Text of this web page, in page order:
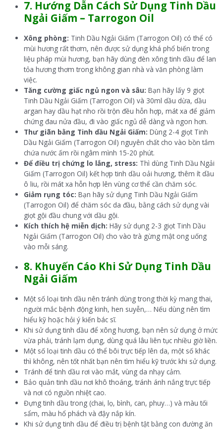
7. Hướng Dẫn Cách Sử Dụng Tinh Dầu
Ngải Giấm – Tarrogon Oil
Xông phòng: Tinh Dầu Ngải Giấm (Tarrogon Oil) có thể có
mùi hương rất thơm, nên được sử dụng khá phổ biến trong
liệu pháp mùi hương, bạn hãy dùng đèn xông tinh dầu để lan
tỏa hương thơm trong không gian nhà và văn phòng làm
việc.
Tăng cường giấc ngủ ngon và sâu: Bạn hãy lấy 9 giọt
Tinh Dầu Ngải Giấm (Tarrogon Oil) và 30ml dầu dừa, dầu
argan hay dầu hạt nho rồi trộn đều hỗn hợp, mát xa để giảm
chứng đau nửa đầu, đi vào giấc ngủ dễ dàng và ngon hơn.
Thư giãn bằng Tinh dầu Ngải Giấm: Dùng 2-4 giọt Tinh
Dầu Ngải Giấm (Tarrogon Oil) nguyên chất cho vào bồn tắm
chứa nước ấm rồi ngâm mình 15-20 phút.
Để điều trị chứng lo lắng, stress: Thì dùng Tinh Dầu Ngải
Giấm (Tarrogon Oil) kết hợp tinh dầu oải hương, thêm ít dầu
ô liu, rồi mát xa hỗn hợp lên vùng cơ thể cần chăm sóc.
Giảm rụng tóc: Bạn hãy sử dụng Tinh Dầu Ngải Giấm
(Tarrogon Oil) để chăm sóc da đầu, bằng cách sử dụng vài
giọt gội đầu chung với dầu gội.
Kích thích hệ miễn dịch: Hãy sử dụng 2-3 giọt Tinh Dầu
Ngải Giấm (Tarrogon Oil) cho vào trà gừng mật ong uống
vào mỗi sáng.
8. Khuyến Cáo Khi Sử Dụng Tinh Dầu
Ngải Giấm
Một số loại tinh dầu nên tránh dùng trong thời kỳ mang thai,
người mắc bệnh động kinh, hen suyễn,… Nếu dùng nên tìm
hiểu kỹ hoặc hỏi ý kiến bác sĩ.
Khi sử dụng tinh dầu để xông hương, bạn nên sử dụng ở mức
vừa phải, tránh lạm dụng, dùng quá lâu liên tục nhiều giờ liền.
Một số loại tinh dầu có thể bôi trực tiếp lên da, một số khác
thì không, nên tốt nhất bạn nên tìm hiểu kỹ trước khi sử dụng.
Tránh để tinh dầu rơi vào mắt, vùng da nhạy cảm.
Bảo quản tinh dầu nơi khô thoáng, tránh ánh nắng trực tiếp
và nơi có nguồn nhiệt cao.
Đựng tinh dầu trong (chai, lọ, bình, can, phuy…) và màu tối
sẩm, màu hổ phách và đậy nắp kín.
Khi sử dụng tinh dầu để điều trị bệnh tật bằng con đường ăn